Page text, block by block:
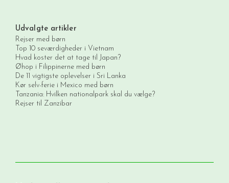
Udvalgte artikler
Rejser med børn
Top 10 seværdigheder i Vietnam
Hvad koster det at tage til Japan?
Øhop i Filippinerne med børn
De 11 vigtigste oplevelser i Sri Lanka
Kør selv-ferie i Mexico med børn
Tanzania: Hvilken nationalpark skal du vælge?
Rejser til Zanzibar